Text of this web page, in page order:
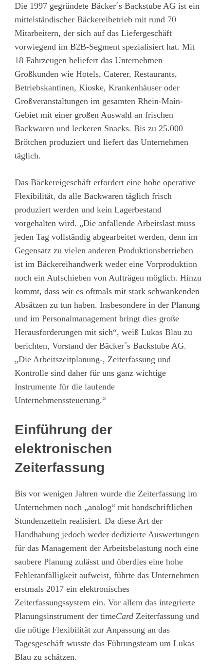
Die 1997 gegründete Bäcker´s Backstube AG ist ein
mittelständischer Bäckereibetrieb mit rund 70
Mitarbeitern, der sich auf das Liefergeschäft
vorwiegend im B2B-Segment spezialisiert hat. Mit
18 Fahrzeugen beliefert das Unternehmen
Großkunden wie Hotels, Caterer, Restaurants,
Betriebskantinen, Kioske, Krankenhäuser oder
Großveranstaltungen im gesamten Rhein-Main-
Gebiet mit einer großen Auswahl an frischen
Backwaren und leckeren Snacks. Bis zu 25.000
Brötchen produziert und liefert das Unternehmen
täglich.
Das Bäckereigeschäft erfordert eine hohe operative
Flexibilität, da alle Backwaren täglich frisch
produziert werden und kein Lagerbestand
vorgehalten wird. „Die anfallende Arbeitslast muss
jeden Tag vollständig abgearbeitet werden, denn im
Gegensatz zu vielen anderen Produktionsbetrieben
ist im Bäckereihandwerk weder eine Vorproduktion
noch ein Aufschieben von Aufträgen möglich. Hinzu
kommt, dass wir es oftmals mit stark schwankenden
Absätzen zu tun haben. Insbesondere in der Planung
und im Personalmanagement bringt dies große
Herausforderungen mit sich“, weiß Lukas Blau zu
berichten, Vorstand der Bäcker´s Backstube AG.
„Die Arbeitszeitplanung-, Zeiterfassung und
Kontrolle sind daher für uns ganz wichtige
Instrumente für die laufende
Unternehmenssteuerung.“
Einführung der
elektronischen
Zeiterfassung
Bis vor wenigen Jahren wurde die Zeiterfassung im
Unternehmen noch „analog“ mit handschriftlichen
Stundenzetteln realisiert. Da diese Art der
Handhabung jedoch weder dedizierte Auswertungen
für das Management der Arbeitsbelastung noch eine
saubere Planung zulässt und überdies eine hohe
Fehleranfälligkeit aufweist, führte das Unternehmen
erstmals 2017 ein elektronisches
Zeiterfassungssystem ein. Vor allem das integrierte
Planungsinstrument der timeCard Zeiterfassung und
die nötige Flexibilität zur Anpassung an das
Tagesgeschäft wusste das Führungsteam um Lukas
Blau zu schätzen.